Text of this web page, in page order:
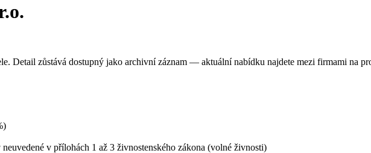
Detail zůstává dostupný jako archivní záznam — aktuální nabídku najdete mezi firmami na
v přílohách 1 až 3 živnostenského zákona (volné živnosti)